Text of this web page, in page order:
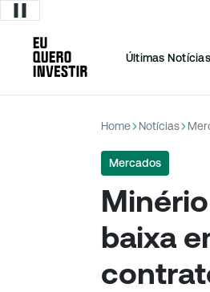
Últimas Notícias
Home Notícias
Mercados
baixa